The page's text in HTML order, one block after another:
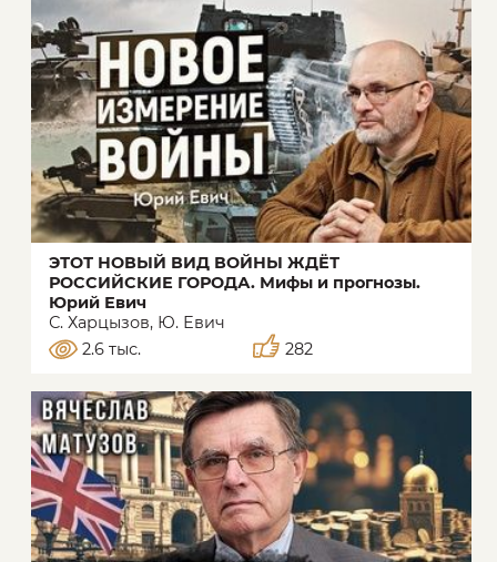
ЭТОТ НОВЫЙ ВИД ВОЙНЫ ЖДЁТ
РОССИЙСКИЕ ГОРОДА. Мифы и прогнозы.
Юрий Евич
С. Харцызов, Ю. Евич
2.6 тыс.
282